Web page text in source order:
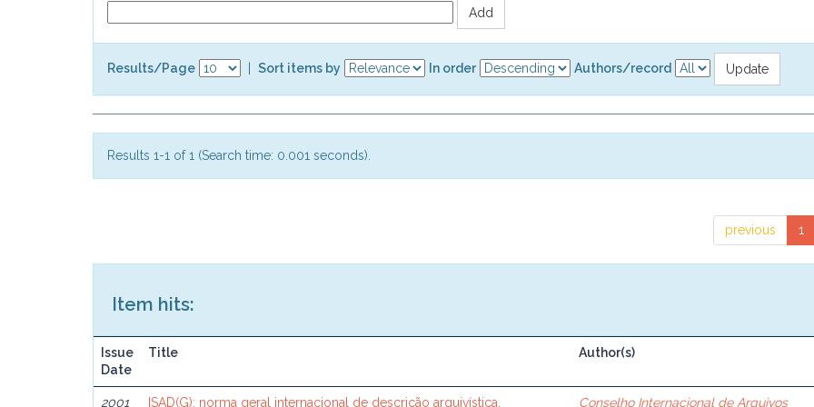
Results/Page Sort items by In order Authors/record
Results 1-1 of 1 (Search time: 0.001 seconds).
previous 1
Item hits:
Issue
Date
Title Author(s)
2001 ISAD(G): norma geral internacional de descrição arquivística. Conselho Internacional de Arquivos